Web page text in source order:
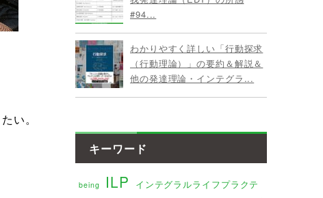
い。
#94...
わかりやすく詳しい「行動探求
（行動理論）」の要約＆解説＆
他の発達理論・インテグラ...
キーワード
being ILP
インテグラルライフプラクテ